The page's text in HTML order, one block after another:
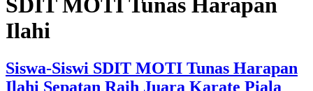
SDIT MOTI Tunas Harapan
Ilahi
Siswa-Siswi SDIT MOTI Tunas Harapan
Ilahi Sepatan Raih Juara Karate Piala